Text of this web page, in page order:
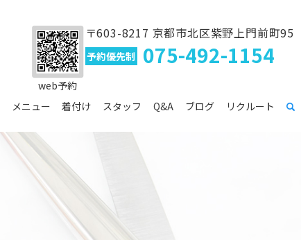
メニュー 着付け スタッフ Q&A ブログ リクルート
web予約
〒603-8217 京都市北区紫野上門前町95
予約優先制 075-492-1154